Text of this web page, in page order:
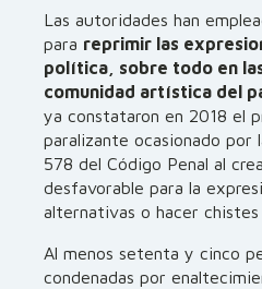
Las autoridades han
para reprimir las
política, sobre todo en
comunidad artística del
ya constataron en 2018 el
paralizante ocasionado por
578 del Código Penal al
desfavorable para la
alternativas o hacer
Al menos setenta y cinco
condenadas por